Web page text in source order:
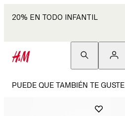
20% EN TODO INFANTIL
PUEDE QUE TAMBIÉN TE GUSTE